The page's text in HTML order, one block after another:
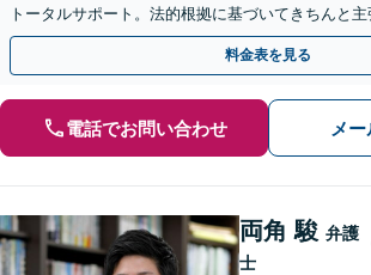
トータルサポート。法的根拠に基づいてきちんと
希望に沿った結果に導きます【兵庫県北部エリアも
料金表を見る
電話でお問い合わせ メ
両角 駿 弁護
士